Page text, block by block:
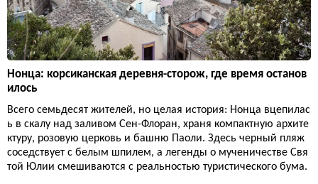
Нонца: корсиканская деревня-сторож, где время останов
илось
Всего семьдесят жителей, но целая история: Нонца вцепилас
ь в скалу над заливом Сен-Флоран, храня компактную архите
ктуру, розовую церковь и башню Паоли. Здесь черный пляж
соседствует с белым шпилем, а легенды о мученичестве Свя
той Юлии смешиваются с реальностью туристического бума.